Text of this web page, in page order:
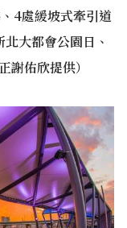
4處緩坡式牽引道
大都會公園日、
謝佑欣提供）